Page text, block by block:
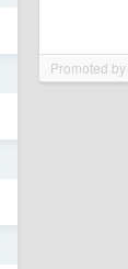
Promoted by